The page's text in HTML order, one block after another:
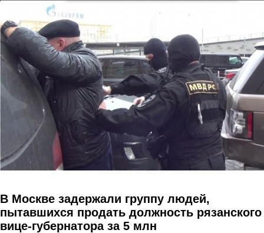
Перейти к основному содержанию
В Москве задержали группу людей,
пытавшихся продать должность рязанского
вице-губернатора за 5 млн